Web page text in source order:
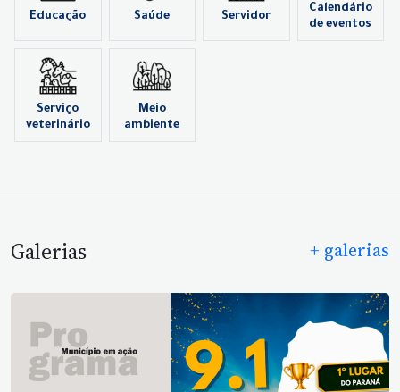
Educação Saúde Servidor
Calendário
de eventos
Serviço
veterinário
Meio
ambiente
Galerias + galerias